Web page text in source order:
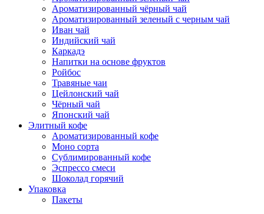
Ароматизированный чёрный чай
Ароматизированный зеленый с черным чай
Иван чай
Индийский чай
Каркадэ
Напитки на основе фруктов
Ройбос
Травяные чаи
Цейлонский чай
Чёрный чай
Японский чай
Элитный кофе
Ароматизированный кофе
Моно сорта
Сублимированный кофе
Эспрессо смеси
Шоколад горячий
Упаковка
Пакеты